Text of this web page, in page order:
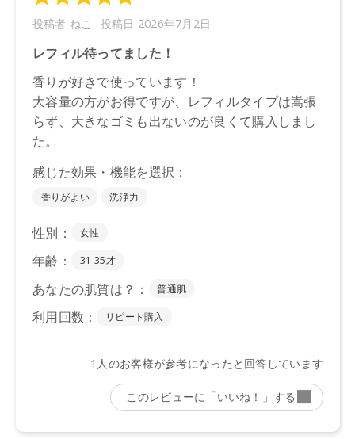
ください。
商品によっては、お届けまで１～２週間かかる場合がござい
ますので予めご了承ください。
●パッケージはリニューアル等の理由により、写真と異なる場
合がございます。
●パッケージのリニューアル等の理由により、成分・処方が記
●予告なくパッケージ仕様が変更になる場合がございます。